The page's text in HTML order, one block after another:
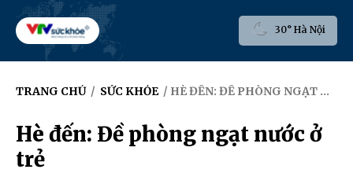
30° Hà Nội
TRANG CHỦ / SỨC KHỎE / HÈ ĐẾN: ĐỀ PHÒNG NGẠT NƯỚC Ở TRẺ
Hè đến: Đề phòng ngạt nước ở
trẻ